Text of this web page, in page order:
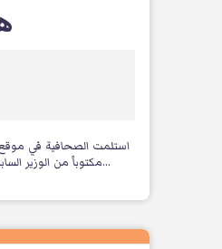
استلمت الصحافية في موقع
مكتوباً من الوزير السابق مروان خير الدّين، على خ...